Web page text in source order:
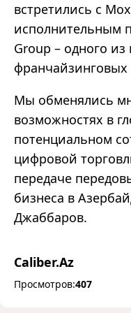
встретились с
исполнительным
Group – одного
франчайзинговых
Мы обменялись
возможностях в
потенциальном
цифровой
передаче
бизнеса в
Джаббаров.
Caliber.Az
Просмотров:407